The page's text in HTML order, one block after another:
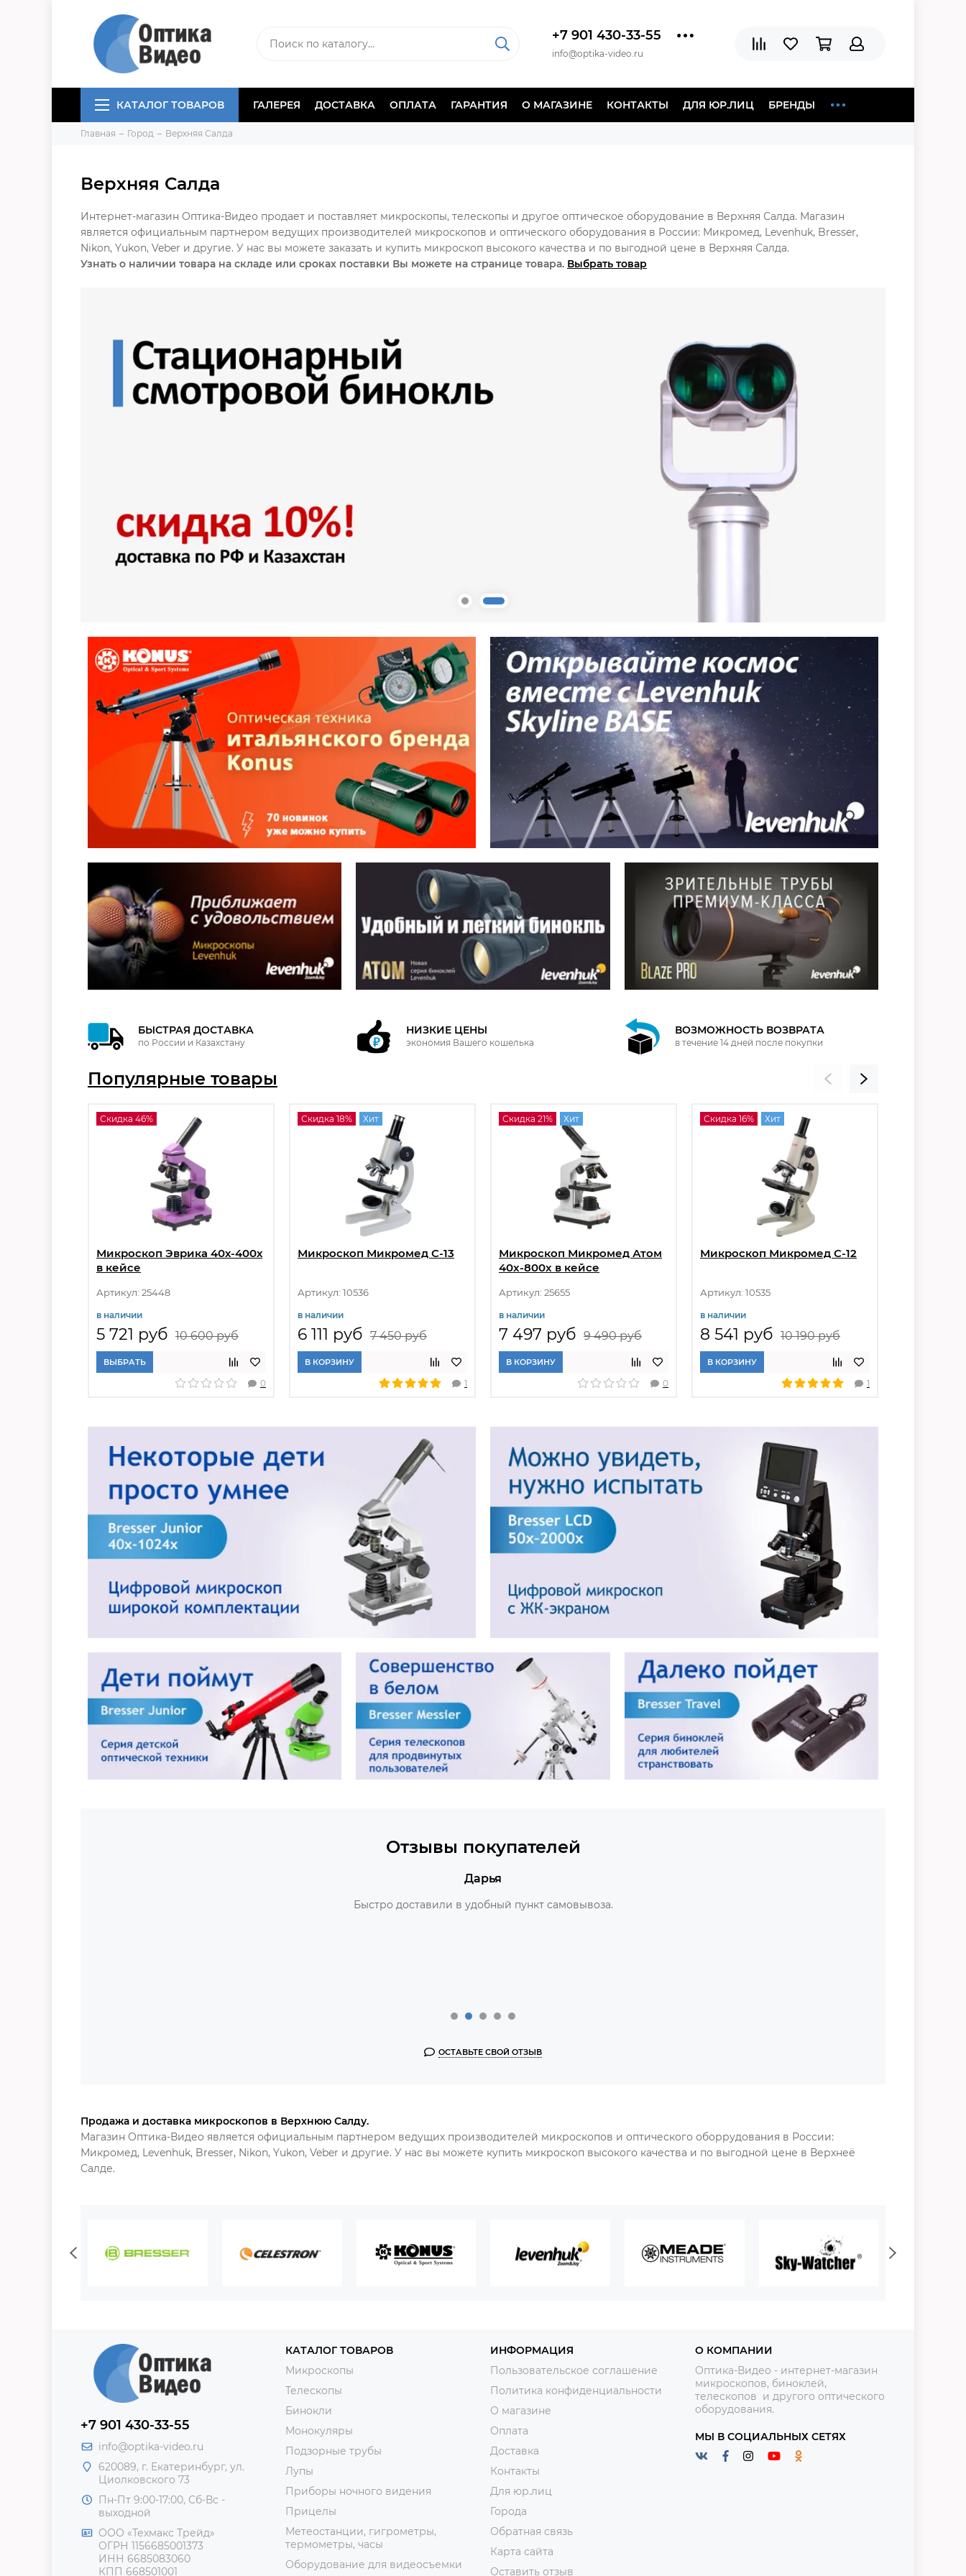
+7 901 430-33-55
info@optika-video.ru
КАТАЛОГ ТОВАРОВ ГАЛЕРЕЯ ДОСТАВКА ОПЛАТА ГАРАНТИЯ О МАГАЗИНЕ КОНТАКТЫ ДЛЯ ЮР.ЛИЦ БРЕНДЫ
Главная Город Верхняя Салда
Верхняя Салда
Интернет-магазин Оптика-Видео продает и поставляет микроскопы, телескопы и другое оптическое оборудование в Верхняя Салда. Магазин
является официальным партнером ведущих производителей микроскопов и оптического оборудования в России: Микромед, Levenhuk, Bresser,
Nikon, Yukon, Veber и другие. У нас вы можете заказать и купить микроскоп высокого качества и по выгодной цене в Верхняя Салда.
Узнать о наличии товара на складе или сроках поставки Вы можете на странице товара. Выбрать товар
БЫСТРАЯ ДОСТАВКА
по России и Казахстану
НИЗКИЕ ЦЕНЫ
экономия Вашего кошелька
ВОЗМОЖНОСТЬ ВОЗВРАТА
в течение 14 дней после покупки
Популярные товары
Скидка 46%
Микроскоп Эврика 40х-400х
в кейсе
Артикул: 25448
в наличии
5 721 руб 10 600 руб
ВЫБРАТЬ
0
Скидка 18% Хит
Микроскоп Микромед С-13
Артикул: 10536
в наличии
6 111 руб 7 450 руб
В КОРЗИНУ
1
Скидка 21% Хит
Микроскоп Микромед Атом
40x-800x в кейсе
Артикул: 25655
в наличии
7 497 руб 9 490 руб
В КОРЗИНУ
0
Скидка 16% Хит
Микроскоп Микромед С-12
Артикул: 10535
в наличии
8 541 руб 10 190 руб
В КОРЗИНУ
1
Отзывы покупателей
Дарья
Быстро доставили в удобный пункт самовывоза.
ОСТАВЬТЕ СВОЙ ОТЗЫВ
Продажа и доставка микроскопов в Верхнюю Салду.
Магазин Оптика-Видео является официальным партнером ведущих производителей микроскопов и оптического оборрудования в России:
Микромед, Levenhuk, Bresser, Nikon, Yukon, Veber и другие. У нас вы можете купить микроскоп высокого качества и по выгодной цене в Верхнеё
Салде.
+7 901 430-33-55
info@optika-video.ru
620089, г. Екатеринбург, ул.
Циолковского 73
Пн-Пт 9:00-17:00, Сб-Вс -
выходной
ООО «Техмакс Трейд»
ОГРН 1156685001373
ИНН 6685083060
КПП 668501001
КАТАЛОГ ТОВАРОВ
Микроскопы
Телескопы
Бинокли
Монокуляры
Подзорные трубы
Лупы
Приборы ночного видения
Прицелы
Метеостанции, гигрометры,
термометры, часы
Оборудование для видеосъемки
ИНФОРМАЦИЯ
Пользовательское соглашение
Политика конфиденциальности
О магазине
Оплата
Доставка
Контакты
Для юр.лиц
Города
Обратная связь
Карта сайта
Оставить отзыв
О КОМПАНИИ
Оптика-Видео - интернет-магазин
микроскопов, биноклей,
телескопов и другого оптического
оборудования.
МЫ В СОЦИАЛЬНЫХ СЕТЯХ